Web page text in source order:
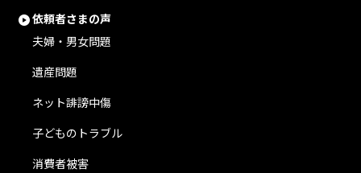
依頼者さまの声
夫婦・男女問題
遺産問題
ネット誹謗中傷
子どものトラブル
消費者被害